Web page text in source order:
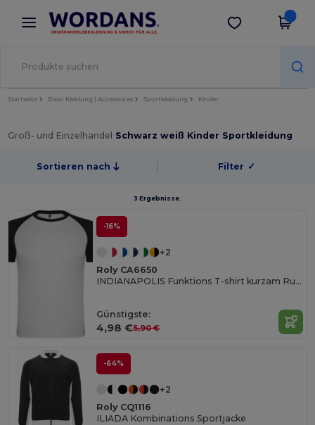
× Wordans App
Bessere Preise in der App!
App holen
Startseite Basic Kleidung | Accessoires Sportkleidung Kinder
Groß- und Einzelhandel Schwarz weiß Kinder Sportkleidung
Sortieren nach Filter ✓
3 Ergebnisse.
-16%
+2
Roly CA6650
INDIANAPOLIS Funktions T-shirt kurzam Rundhals und Raglanärmeln in Kontrastfarbe
Günstigste:
4,98 €5,90 €
-64%
+2
Roly CQ1116
ILIADA Kombinations Sportjacke